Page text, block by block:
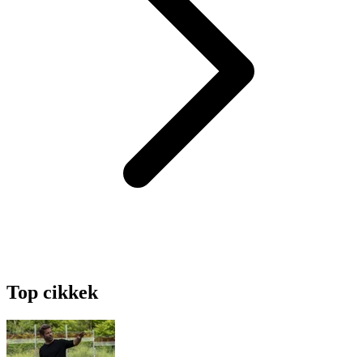
Top cikkek